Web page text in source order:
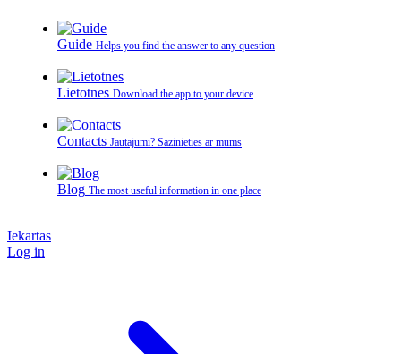
Guide Helps you find the answer to any question
Lietotnes Download the app to your device
Contacts Jautājumi? Sazinieties ar mums
Blog The most useful information in one place
Iekārtas
Log in